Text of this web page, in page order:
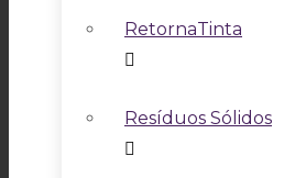
RetornaTinta
Resíduos Sólidos